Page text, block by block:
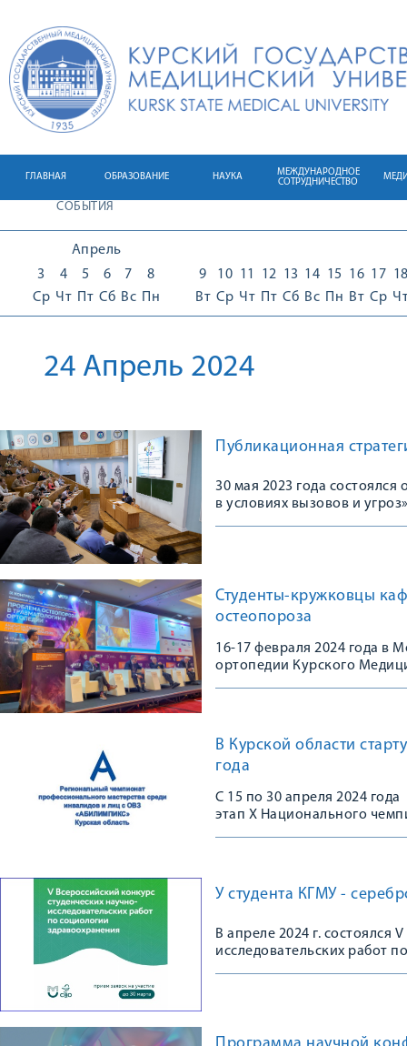
ГЛАВНАЯ ОБРАЗОВАНИЕ НАУКА
МЕЖДУНАРОДНОЕ
СОТРУДНИЧЕСТВО
СОБЫТИЯ
Апрель
3
Ср
4
Чт
5
Пт
6
Сб
7
Вс
8
Пн
9
Вт
10
Ср
11
Чт
12
Пт
13
Сб
14
Вс
15
Пн
16
Вт
17
Ср
24 Апрель 2024
Публикационная
30 мая 2023 года
в условиях вызовов и
Студенты-кружковцы
остеопороза
16-17 февраля 2024 года в
ортопедии Курского
В Курской области
года
С 15 по 30 апреля 2024
этап X Национального
У студента КГМУ -
В апреле 2024 г. состоялся
исследовательских работ